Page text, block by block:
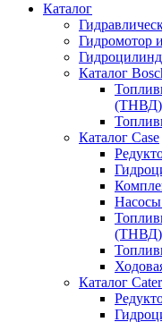
Каталог
Гидромотор
Каталог
(ТНВД)
Каталог Case
Насосы
(ТНВД)
Каталог